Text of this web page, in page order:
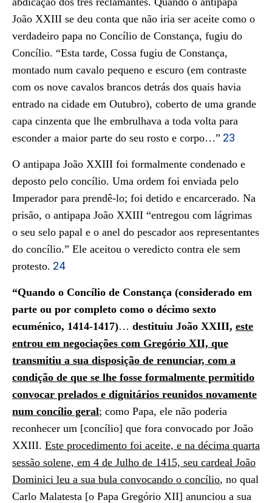
João XXIII se deu conta que não iria ser aceite como o
verdadeiro papa no Concílio de Constança, fugiu do
Concílio. “Esta tarde, Cossa fugiu de Constança,
montado num cavalo pequeno e escuro (em contraste
com os nove cavalos brancos detrás dos quais havia
entrado na cidade em Outubro), coberto de uma grande
capa cinzenta que lhe embrulhava a toda volta para
esconder a maior parte do seu rosto e corpo…” 23
O antipapa João XXIII foi formalmente condenado e
deposto pelo concílio. Uma ordem foi enviada pelo
Imperador para prendê-lo; foi detido e encarcerado. Na
prisão, o antipapa João XXIII “entregou com lágrimas
o seu selo papal e o anel do pescador aos representantes
do concílio.” Ele aceitou o veredicto contra ele sem
protesto. 24
“Quando o Concílio de Constança (considerado em
parte ou por completo como o décimo sexto
ecuménico, 1414-1417)… destituiu João XXIII, este
entrou em negociações com Gregório XII, que
transmitiu a sua disposição de renunciar, com a
condição de que se lhe fosse formalmente permitido
convocar prelados e dignitários reunidos novamente
num concílio geral; como Papa, ele não poderia
reconhecer um [concílio] que fora convocado por João
XXIII. Este procedimento foi aceite, e na décima quarta
sessão solene, em 4 de Julho de 1415, seu cardeal João
Dominici leu a sua bula convocando o concílio, no qual
Carlo Malatesta [o Papa Gregório XII] anunciou a sua